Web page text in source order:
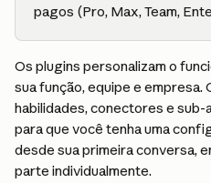
pagos (Pro, Max, Team,
Os plugins personalizam o
sua função, equipe e empresa.
habilidades, conectores e
para que você tenha uma
desde sua primeira conversa,
parte individualmente.